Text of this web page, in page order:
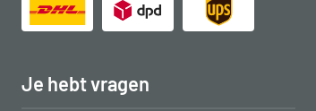
Je hebt vragen